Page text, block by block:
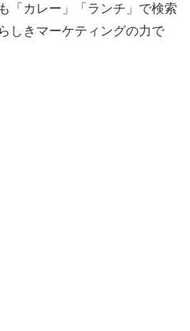
「カレー」「ランチ」で検索
しきマーケティングの力で